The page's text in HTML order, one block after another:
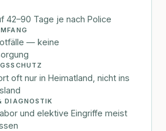
42–90 Tage je nach Police
— keine
oft nur in Heimatland, nicht ins
DIAGNOSTIK
und elektive Eingriffe meist